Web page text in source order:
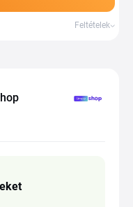
Feltételek